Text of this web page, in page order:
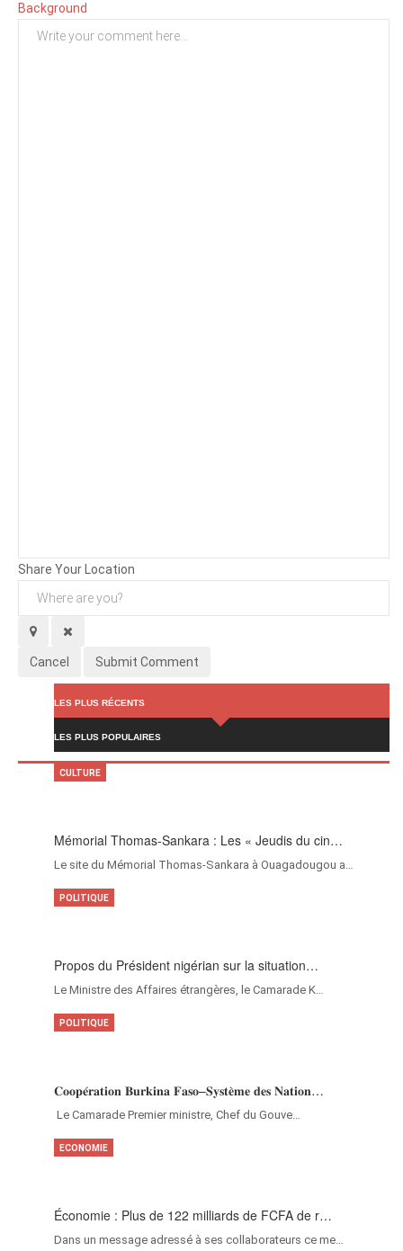
Background
Share Your Location
Cancel Submit Comment
LES PLUS RÉCENTS
LES PLUS POPULAIRES
Mémorial Thomas-Sankara : Les « Jeudis du cin…
Le site du Mémorial Thomas-Sankara à Ouagadougou a…
CULTURE
Propos du Président nigérian sur la situation…
Le Ministre des Affaires étrangères, le Camarade K…
POLITIQUE
𝐂𝐨𝐨𝐩𝐞́𝐫𝐚𝐭𝐢𝐨𝐧 𝐁𝐮𝐫𝐤𝐢𝐧𝐚 𝐅𝐚𝐬𝐨–𝐒𝐲𝐬𝐭𝐞̀𝐦𝐞 𝐝𝐞𝐬 𝐍𝐚𝐭𝐢𝐨𝐧…
‎Le Camarade Premier ministre, Chef du Gouve…
POLITIQUE
Économie : Plus de 122 milliards de FCFA de r…
Dans un message adressé à ses collaborateurs ce me…
ECONOMIE